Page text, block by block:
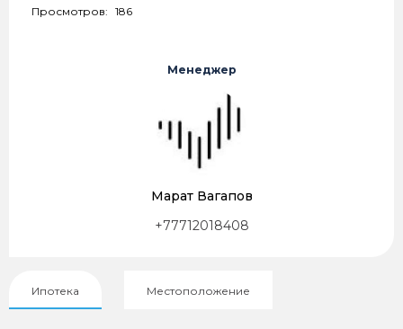
Просмотров: 186
Менеджер
Марат Вагапов
+77712018408
Ипотека Местоположение